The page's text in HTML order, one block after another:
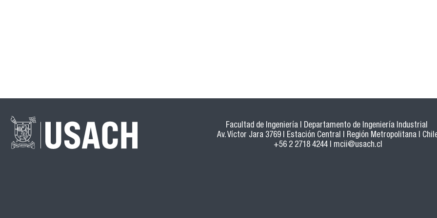
Facultad de Ingeniería | Departamento de Ingeniería Industrial
Av. Víctor Jara 3769 | Estación Central | Región Metropolitana |
+56 2 2718 4244 | mcii@usach.cl